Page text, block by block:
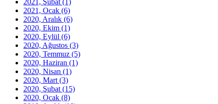
2021, Şubat (1)
2021, Ocak (6)
2020, Aralık (6)
2020, Ekim (1)
2020, Eylül (6)
2020, Ağustos (3)
2020, Temmuz (5)
2020, Haziran (1)
2020, Nisan (1)
2020, Mart (3)
2020, Şubat (15)
2020, Ocak (8)